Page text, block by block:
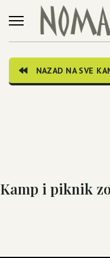
NAZAD NA SVE
Kamp i piknik